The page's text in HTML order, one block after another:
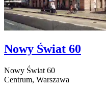
Nowy Świat 60
Nowy Świat 60
Centrum, Warszawa